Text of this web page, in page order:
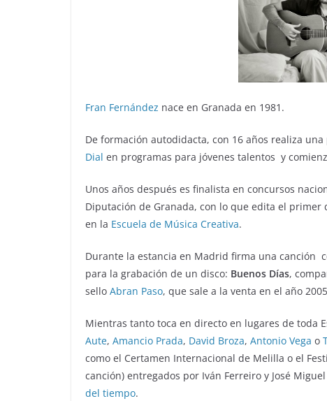
Fran Fernández nace en Granada en 1981.
De formación autodidacta, con 16 años realiza
Dial en programas para jóvenes talentos y
Unos años después es finalista en concursos
Diputación de Granada, con lo que edita el primer
en la Escuela de Música Creativa.
Durante la estancia en Madrid firma una canción
para la grabación de un disco: Buenos Días,
sello Abran Paso, que sale a la venta en el año
Mientras tanto toca en directo en lugares de toda
Aute, Amancio Prada, David Broza, Antonio Vega o
como el Certamen Internacional de Melilla o el
canción) entregados por Iván Ferreiro y José
del tiempo.